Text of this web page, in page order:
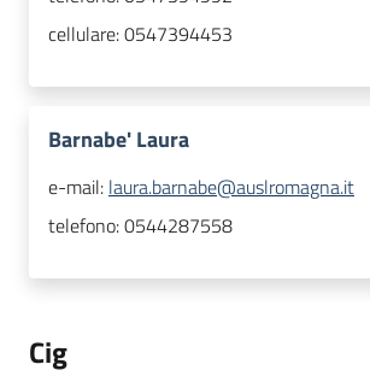
cellulare:0547394453
Barnabe' Laura
e-mail: laura.barnabe@auslromagna.it
telefono:0544287558
Cig